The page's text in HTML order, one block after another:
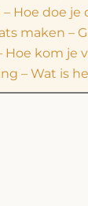
Hoe doe je
maken –
Hoe kom je
– Wat is